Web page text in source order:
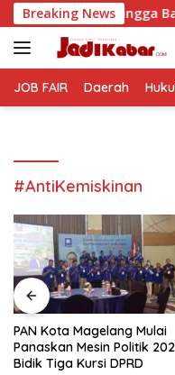
Langsung
ke
konten
Breaking News
Baterai 7.000 mAh
JOB FAIR Daerah
#AntiKemiskinan
PAN Kota Magelang Mulai
Panaskan Mesin Politik
Bidik Tiga Kursi DPRD